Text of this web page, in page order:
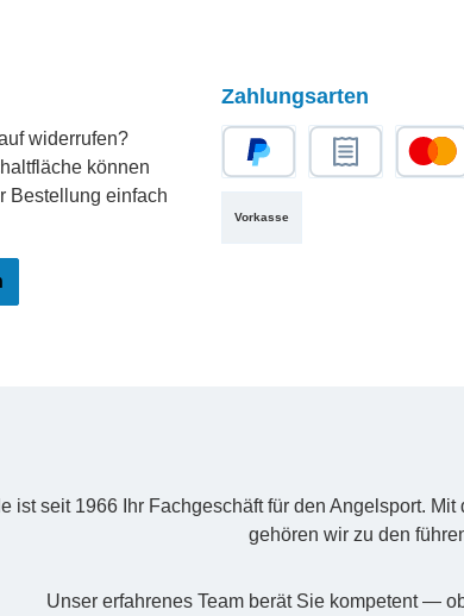
widerrufen?
können
Bestellung einfach
Zahlungsarten
Vorkasse
ist seit 1966 Ihr Fachgeschäft für den Angelsport.
gehören wir zu den
Unser erfahrenes Team berät Sie kompetent —